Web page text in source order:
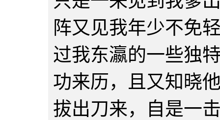
阵又见我年少不免
过我东瀛的一些独
功来历，且又知晓
拔出刀来，自是一